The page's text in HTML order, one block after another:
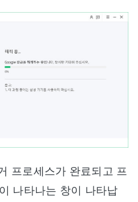
프로세스가 완료되고 프
나타나는 창이 나타납